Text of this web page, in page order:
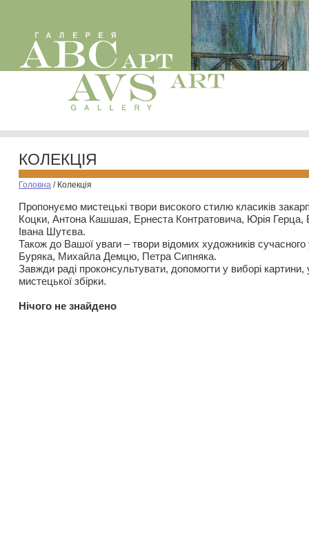
КОЛЕКЦІЯ
Головна / Колекція
Пропонуємо мистецькі твори високого стилю класиків
Коцки, Антона Кашшая, Ернеста Контратовича, Юрія
Івана Шутєва.
Також до Вашої уваги – твори відомих художників
Буряка, Михайла Демцю, Петра Сипняка.
Завжди раді проконсультувати, допомогти у виборі картини,
мистецької збірки.
Нiчого не знайдено